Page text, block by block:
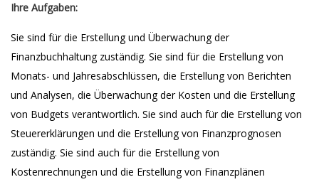
Ihre Aufgaben:
Sie sind für die Erstellung und Überwachung der
Finanzbuchhaltung zuständig. Sie sind für die Erstellung von
Monats- und Jahresabschlüssen, die Erstellung von Berichten
und Analysen, die Überwachung der Kosten und die Erstellung
von Budgets verantwortlich. Sie sind auch für die Erstellung von
Steuererklärungen und die Erstellung von Finanzprognosen
zuständig. Sie sind auch für die Erstellung von
Kostenrechnungen und die Erstellung von Finanzplänen